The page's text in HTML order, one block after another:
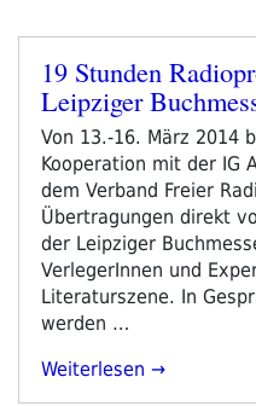
Veröffentlicht
am
19 Stunden
Leipziger
Von 13.-16. März 2014
Kooperation mit der IG
dem Verband Freier
Übertragungen direkt
der Leipziger
VerlegerInnen und
Literaturszene. In
werden …
„19
Weiterlesen